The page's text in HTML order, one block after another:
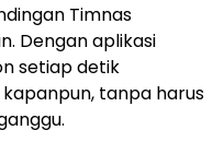
Timnas
Dengan aplikasi
setiap detik
tanpa harus